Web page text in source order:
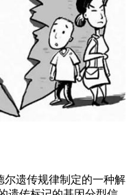
尔遗传规律制定的一种解